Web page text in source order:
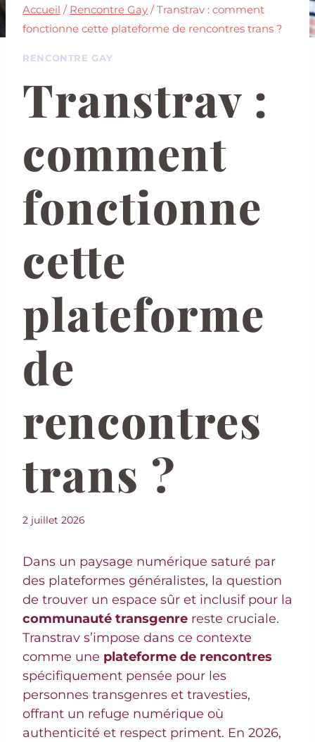
Accueil / Rencontre Gay / Transtrav : comment
fonctionne cette plateforme de rencontres trans ?
RENCONTRE GAY
Transtrav :
comment
fonctionne
cette
plateforme
de
rencontres
trans ?
2 juillet 2026
Dans un paysage numérique saturé par
des plateformes généralistes, la question
de trouver un espace sûr et inclusif pour la
communauté transgenre reste cruciale.
Transtrav s’impose dans ce contexte
comme une plateforme de rencontres
spécifiquement pensée pour les
personnes transgenres et travesties,
offrant un refuge numérique où
authenticité et respect priment. En 2026,